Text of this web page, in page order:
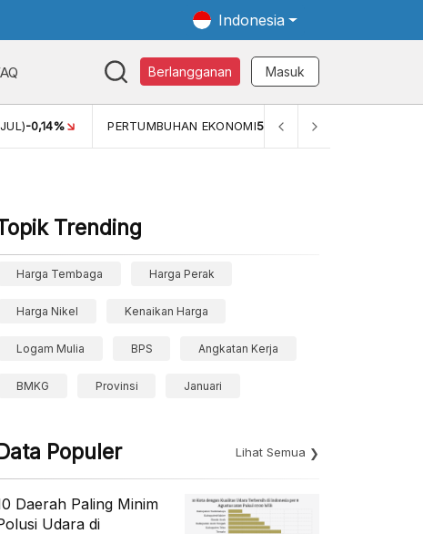
Indonesia
Berlangganan Masuk
-0,14% PERTUMBUHAN EKONOMI5,11%
Trending
Harga Tembaga Harga Perak
Harga Nikel Kenaikan Harga
Logam Mulia BPS Angkatan Kerja
BMKG Provinsi Januari
Data Populer Lihat Semua
Daerah Paling Minim
Udara di